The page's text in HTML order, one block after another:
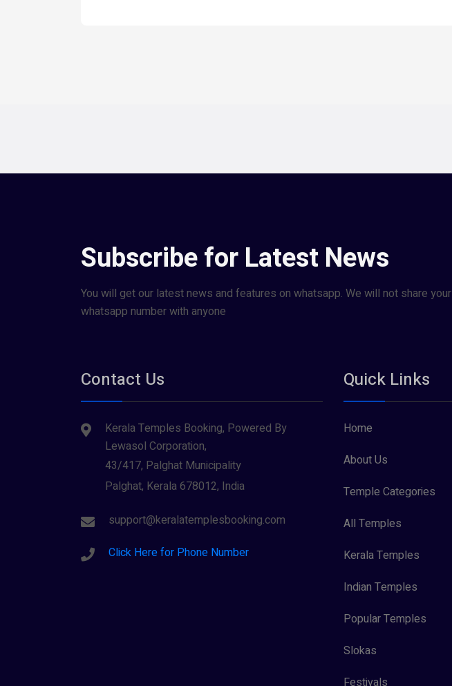
Subscribe for Latest News
You will get our latest news and features on whatsapp. We will not share your
whatsapp number with anyone
Contact Us
Kerala Temples Booking, Powered By
Lewasol Corporation,
43/417, Palghat Municipality
Palghat, Kerala 678012, India
support@keralatemplesbooking.com
Click Here for Phone Number
Quick Links
Home
About Us
Temple Categories
All Temples
Kerala Temples
Indian Temples
Popular Temples
Slokas
Festivals